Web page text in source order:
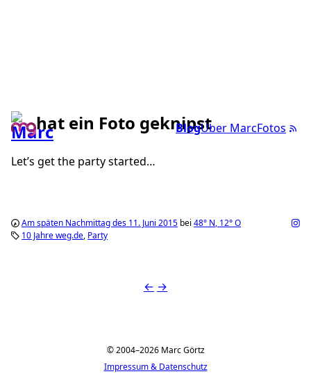
BlogÜber MarcFotos
hat ein Foto geknipst
Let’s get the party started…
Am späten Nachmittag des 11. Juni 2015 bei 48° N, 12°O
10 Jahre weg.de Party
← →
© 2004–2026 Marc Görtz
Impressum & Datenschutz